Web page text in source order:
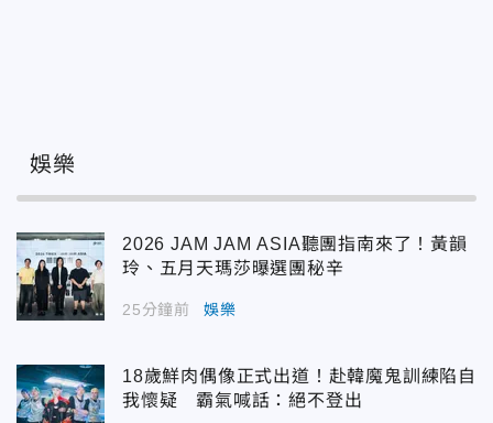
娛樂
2026 JAM JAM ASIA聽團指南來了！黃韻
玲、五月天瑪莎曝選團秘辛
25分鐘前 娛樂
18歲鮮肉偶像正式出道！赴韓魔鬼訓練陷自
我懷疑 霸氣喊話：絕不登出